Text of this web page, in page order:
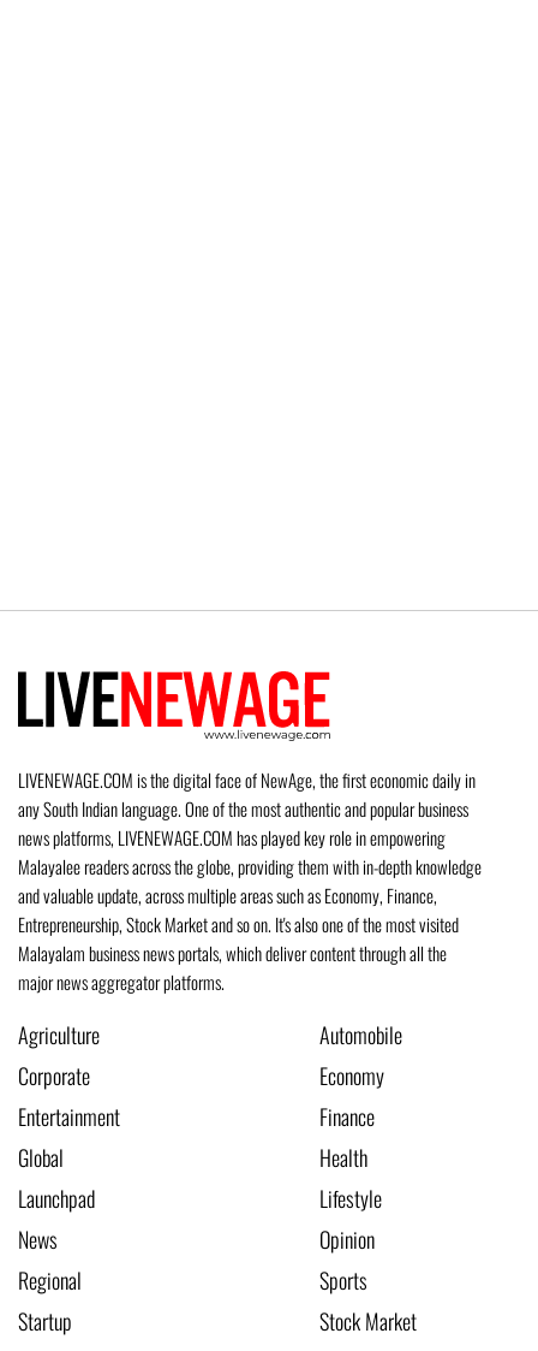
LIVENEWAGE.COM is the digital face of NewAge, the first economic daily in
any South Indian language. One of the most authentic and popular business
news platforms, LIVENEWAGE.COM has played key role in empowering
Malayalee readers across the globe, providing them with in-depth knowledge
and valuable update, across multiple areas such as Economy, Finance,
Entrepreneurship, Stock Market and so on. It's also one of the most visited
Malayalam business news portals, which deliver content through all the
major news aggregator platforms.
Agriculture
Automobile
Corporate
Economy
Entertainment
Finance
Global
Health
Launchpad
Lifestyle
News
Opinion
Regional
Sports
Startup
Stock Market